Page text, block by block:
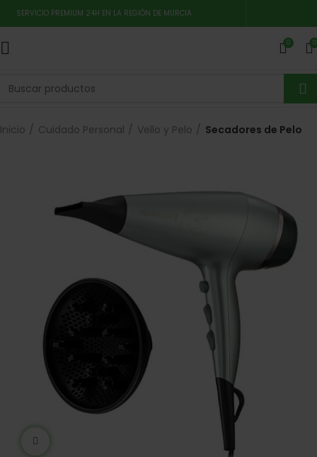
SERVICIO PREMIUM 24H EN LA REGIÓN DE MURCIA
0 0
Inicio Cuidado Personal Vello y Pelo Secadores de Pelo